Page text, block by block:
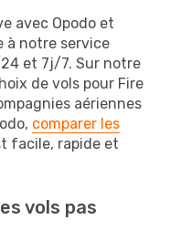
avec Opodo et
à notre service
et 7j/7. Sur notre
de vols pour Fire
aériennes
comparer les
facile, rapide et
vols pas